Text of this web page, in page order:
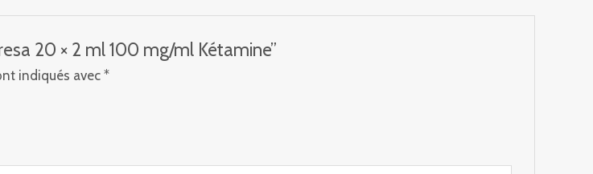
20 × 2 ml 100 mg/ml Kétamine”
indiqués avec*